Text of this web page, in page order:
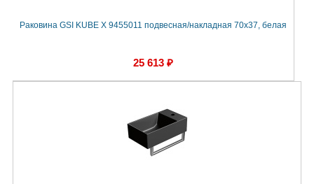
Раковина GSI KUBE X 9455011 подвесная/накладная 70x37, белая
25 613 ₽